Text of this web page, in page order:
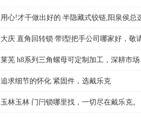
用心!才干做出好的 半隐藏式铰链,阳泉侯总
大庆 直角回转锁 带l型把手公司哪家好，敬
莱芜 h8系列三角螺母可定制加工，深耕市场
追求细节的怀化 紧固件，选戴乐克
玉林玉林 门闩锁哪里找，一切尽在戴乐克。